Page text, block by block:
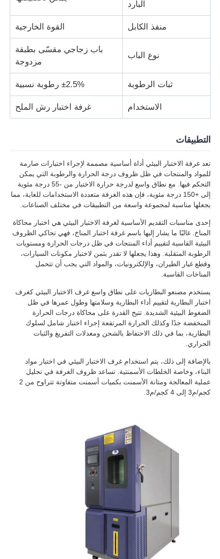
آلة اختبار النسيج
جهاز التحكم بدرجة الحرارة والرطوبة
اختبار القسوة
البارد
منفذ الكابل القوة الخارجية
نوع الباب
باب زجاجي مقسّى بطبقة
مزدوجة
ثبات الرطوبة ±2.5% رطوبة نسبية
الاستخدام غرفة اختبار رش الملح
التطبيقات
تعد غرفة الاختبار البيئي أداة أساسية مصممة لإجراء اختبارات صارمة
للمواد والمنتجات في ظل ظروف درجة الحرارة والرطوبة التي يمكن
التحكم فيها. مع نطاق واسع لدرجة حرارة الاختبار من -55 درجة مئوية
إلى +150 درجة مئوية، فإن هذه الغرفة متعددة الاستخدامات للغاية، مما
يجعلها مناسبة لمجموعة واسعة من التطبيقات في مختلف الصناعات.
إحدى مناسبات التقديم الأساسية لغرفة الاختبار البيئي هي اختبار محاكاة
المناخ. غالبًا ما يشار إليها باسم غرفة اختبار المناخ، فهي تحاكي الظروف
البيئية القاسية لتقييم أداء المنتجات في ظل درجات الحرارة ومستويات
الرطوبة المتقلبة. وهذا يجعلها لا تقدر بثمن لاختبار مكونات السيارات،
وقطع غيار الطيران، والإلكترونيات، والمواد التي يجب أن تتحمل
المناخات القاسية.
يستخدم مصنعو البطاريات على نطاق واسع غرف الاختبار البيئي كغرف
اختبار البطارية لتقييم أداء البطارية وسلامتها وطول عمرها في ظل
الضغوط البيئية الشديدة. تتيح القدرة على محاكاة درجات الحرارة
المنخفضة جدًا وكذلك الحرارة المرتفعة إجراء اختبار شامل لسلوك
البطارية، بما في ذلك الاحتفاظ بالشحن ومعدلات التفريغ والثبات
الحراري.
بالإضافة إلى ذلك، يتم استخدام غرف الاختبار البيئي في اختبار مواد
البناء، وخاصة الخلطات الأسمنتية. تساعد ظروف الغرفة في تحليل
عملية المعالجة ومتانة الأسمنت بكميات أسمنت متفاوتة تتراوح من 2
كجم/م3 إلى 4 كجم/م3.